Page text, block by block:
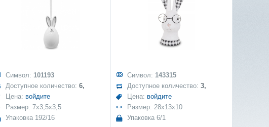
Символ: 101193
Доступное количество: 6,
Цена: войдите
Размер: 7x3,5x3,5
Упаковка 192/16
Символ: 143315
Доступное количество: 3,
Цена: войдите
Размер: 28x13x10
Упаковка 6/1